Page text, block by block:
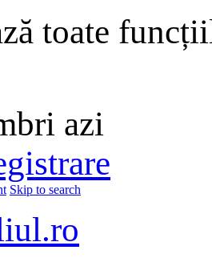
toate
azi
Skip to search